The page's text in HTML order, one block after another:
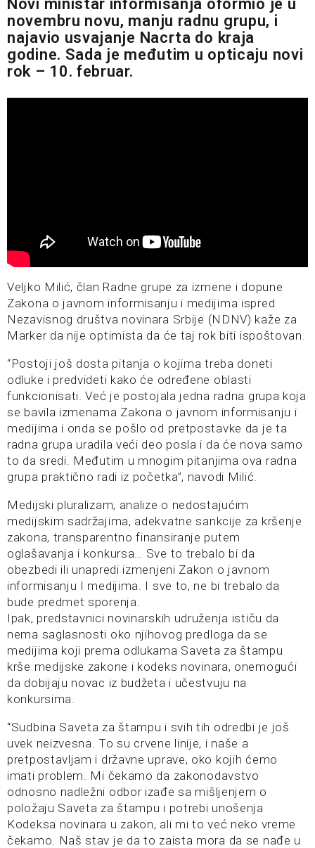
Novi ministar informisanja oformio je u
novembru novu, manju radnu grupu, i
najavio usvajanje Nacrta do kraja
godine. Sada je međutim u opticaju novi
rok – 10. februar.
Veljko Milić, član Radne grupe za izmene i dopune
Zakona o javnom informisanju i medijima ispred
Nezavisnog društva novinara Srbije (NDNV) kaže za
Marker da nije optimista da će taj rok biti ispoštovan.
“Postoji još dosta pitanja o kojima treba doneti
odluke i predvideti kako će određene oblasti
funkcionisati. Već je postojala jedna radna grupa koja
se bavila izmenama Zakona o javnom informisanju i
medijima i onda se pošlo od pretpostavke da je ta
radna grupa uradila veći deo posla i da će nova samo
to da sredi. Međutim u mnogim pitanjima ova radna
grupa praktično radi iz početka”, navodi Milić.
Medijski pluralizam, analize o nedostajućim
medijskim sadržajima, adekvatne sankcije za kršenje
zakona, transparentno finansiranje putem
oglašavanja i konkursa… Sve to trebalo bi da
obezbedi ili unapredi izmenjeni Zakon o javnom
informisanju I medijima. I sve to, ne bi trebalo da
bude predmet sporenja.
Ipak, predstavnici novinarskih udruženja ističu da
nema saglasnosti oko njihovog predloga da se
medijima koji prema odlukama Saveta za štampu
krše medijske zakone i kodeks novinara, onemogući
da dobijaju novac iz budžeta i učestvuju na
konkursima.
“Sudbina Saveta za štampu i svih tih odredbi je još
uvek neizvesna. To su crvene linije, i naše a
pretpostavljam i državne uprave, oko kojih ćemo
imati problem. Mi čekamo da zakonodavstvo
odnosno nadležni odbor izađe sa mišljenjem o
položaju Saveta za štampu i potrebi unošenja
Kodeksa novinara u zakon, ali mi to već neko vreme
čekamo. Naš stav je da to zaista mora da se nađe u